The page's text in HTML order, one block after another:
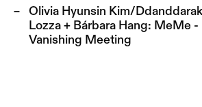
Olivia Hyunsin Kim/
Lozza + Bárbara Hang: MeMe -
Vanishing Meeting